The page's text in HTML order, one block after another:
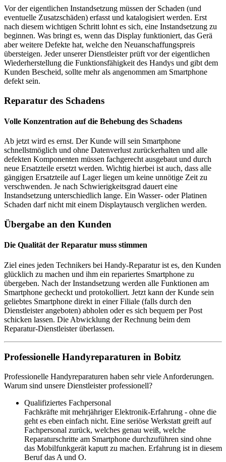
Vor der eigentlichen Instandsetzung müssen der Schaden (und
eventuelle Zusatzschäden) erfasst und katalogisiert werden. Erst
nach diesem wichtigen Schritt lohnt es sich, eine Instandsetzung zu
beginnen. Was bringt es, wenn das Display funktioniert, das Gerä
aber weitere Defekte hat, welche den Neuanschaffungspreis
übersteigen. Jeder unserer Dienstleister prüft vor der eigentlichen
Wiederherstellung die Funktionsfähigkeit des Handys und gibt dem
Kunden Bescheid, sollte mehr als angenommen am Smartphone
defekt sein.
Reparatur des Schadens
Volle Konzentration auf die Behebung des Schadens
Ab jetzt wird es ernst. Der Kunde will sein Smartphone
schnellstmöglich und ohne Datenverlust zurückerhalten und alle
defekten Komponenten müssen fachgerecht ausgebaut und durch
neue Ersatzteile ersetzt werden. Wichtig hierbei ist auch, dass alle
gängigen Ersatzteile auf Lager liegen um keine unnötige Zeit zu
verschwenden. Je nach Schwierigkeitsgrad dauert eine
Instandsetzung unterschiedlich lange. Ein Wasser- oder Platinen
Schaden darf nicht mit einem Displaytausch verglichen werden.
Übergabe an den Kunden
Die Qualität der Reparatur muss stimmen
Ziel eines jeden Technikers bei Handy-Reparatur ist es, den Kunden
glücklich zu machen und ihm ein repariertes Smartphone zu
übergeben. Nach der Instandsetzung werden alle Funktionen am
Smartphone gecheckt und protokolliert. Jetzt kann der Kunde sein
geliebtes Smartphone direkt in einer Filiale (falls durch den
Dienstleister angeboten) abholen oder es sich bequem per Post
schicken lassen. Die Abwicklung der Rechnung beim dem
Reparatur-Dienstleister überlassen.
Professionelle Handyreparaturen in Bobitz
Professionelle Handyreparaturen haben sehr viele Anforderungen.
Warum sind unsere Dienstleister professionell?
Qualifiziertes Fachpersonal
Fachkräfte mit mehrjähriger Elektronik-Erfahrung - ohne die
geht es eben einfach nicht. Eine seriöse Werkstatt greift auf
Fachpersonal zurück, welches genau weiß, welche
Reparaturschritte am Smartphone durchzuführen sind ohne
das Mobilfunkgerät kaputt zu machen. Erfahrung ist in diesem
Beruf das A und O.